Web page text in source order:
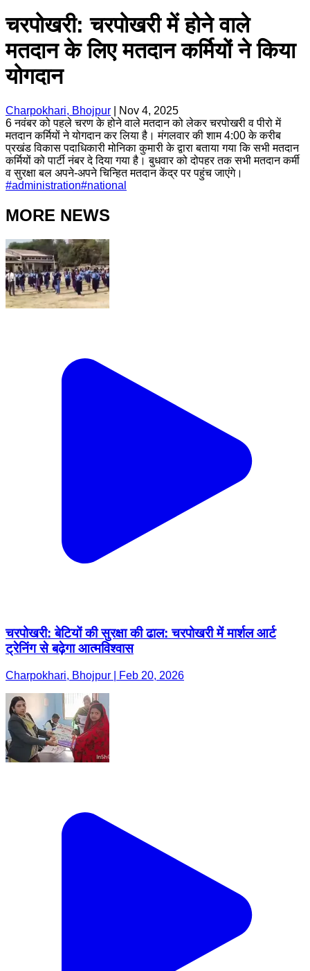
चरपोखरी: चरपोखरी में होने वाले
मतदान के लिए मतदान कर्मियों ने किया
योगदान
Charpokhari, Bhojpur
Nov 4, 2025
6 नवंबर को पहले चरण के होने वाले मतदान को लेकर चरपोखरी व पीरो में
मतदान कर्मियों ने योगदान कर लिया है। मंगलवार की शाम 4:00 के करीब
प्रखंड विकास पदाधिकारी मोनिका कुमारी के द्वारा बताया गया कि सभी मतदान
कर्मियों को पार्टी नंबर दे दिया गया है। बुधवार को दोपहर तक सभी मतदान कर्मी
व सुरक्षा बल अपने-अपने चिन्हित मतदान केंद्र पर पहुंच जाएंगे।
#administration#national
MORE NEWS
चरपोखरी: बेटियों की सुरक्षा की ढाल: चरपोखरी में मार्शल आर्ट
ट्रेनिंग से बढ़ेगा आत्मविश्वास
Charpokhari, Bhojpur | Feb 20, 2026